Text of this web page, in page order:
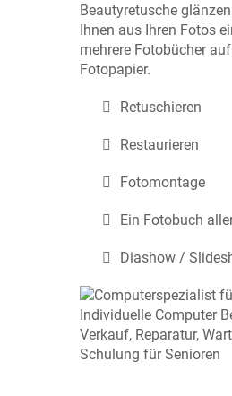
Beautyretusche
Ihnen aus Ihren Fotos
mehrere Fotobücher
Fotopapier.
Retuschieren
Restaurieren
Fotomontage
Ein Fotobuch
Diashow /